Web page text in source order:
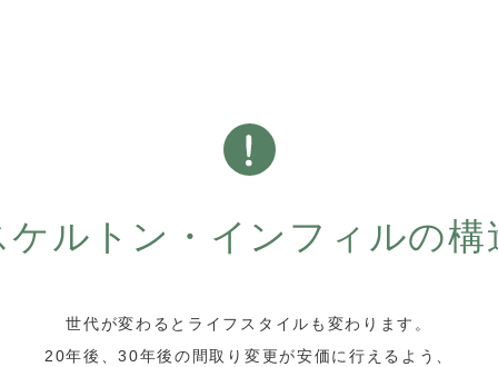
ケルトン・インフィルの構
世代が変わるとライフスタイルも変わります。
20年後、30年後の間取り変更が安価に行えるよう、